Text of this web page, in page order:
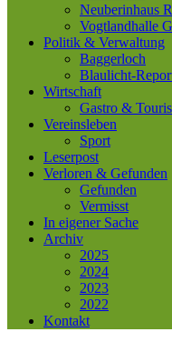
Neuberinhaus
Vogtlandhalle
Politik & Verwaltung
Baggerloch
Blaulicht-
Wirtschaft
Gastro &
Vereinsleben
Sport
Leserpost
Verloren & Gefunden
Gefunden
Vermisst
In eigener Sache
Archiv
2025
2024
2023
2022
Kontakt